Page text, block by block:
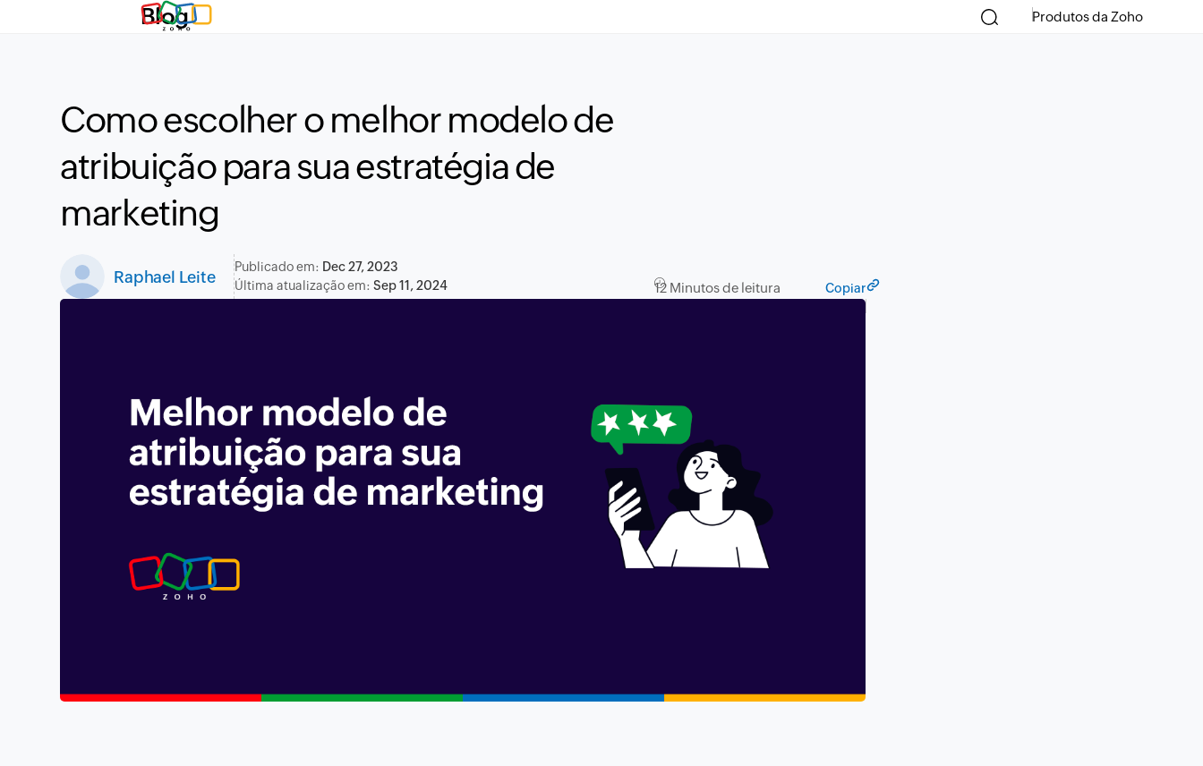
Blog Produtos da Zoho
Como escolher o melhor modelo de
atribuição para sua estratégia de
marketing
Raphael Leite
Publicado em: Dec 27, 2023
Última atualização em: Sep 11, 2024 12 Minutos de leitura Copiar